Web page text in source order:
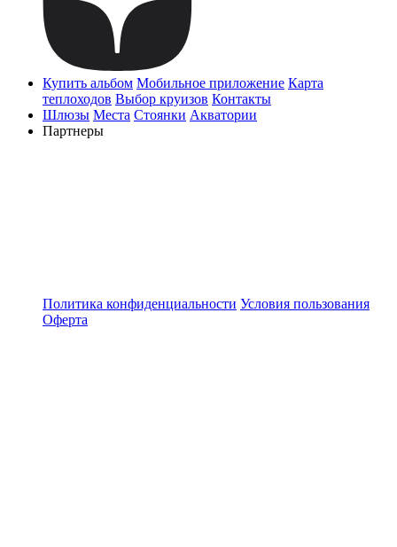
Купить альбом Мобильное приложение Карта
теплоходов Выбор круизов Контакты
Шлюзы Места Стоянки Акватории
Партнеры
Политика конфиденциальности Условия пользования
Оферта